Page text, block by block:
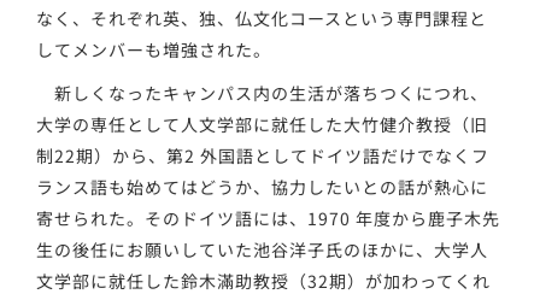
なく、それぞれ英、独、仏文化コースという専門課程と
してメンバーも増強された。
新しくなったキャンパス内の生活が落ちつくにつれ、
大学の専任として人文学部に就任した大竹健介教授（旧
制22期）から、第2 外国語としてドイツ語だけでなくフ
ランス語も始めてはどうか、協力したいとの話が熱心に
寄せられた。そのドイツ語には、1970 年度から鹿子木先
生の後任にお願いしていた池谷洋子氏のほかに、大学人
文学部に就任した鈴木滿助教授（32期）が加わってくれ